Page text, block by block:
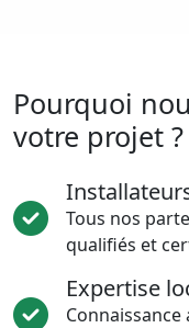
Pourquoi
votre projet ?
Tous nos
qualifiés et
Expertise